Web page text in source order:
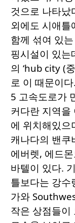
것으로 나타났
외에도 시애틀
함께 섞여 있
핑시설이 있는
의 ‘hub city (
로 이 때문이
5 고속도로가
커다란 지역을
에 위치해있으
캐나다의 밴쿠
에버렛, 에드
바텔이 있다.
틀보다는 강수
가와
작은 상점들이